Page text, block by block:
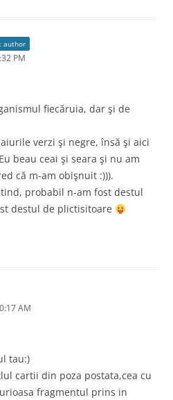
author
PM
fiecăruia, dar şi de
verzi şi negre, însă şi aici
beau ceai şi seara şi nu am
că m-am obişnuit :))).
probabil n-am fost destul
destul de plictisitoare
AM
tau:)
cartii din poza postata,cea cu
fragmentul prins in